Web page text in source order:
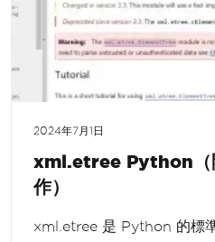
2024年7月1日
xml.etree Python（
作）
xml.etree 是 Python 的標